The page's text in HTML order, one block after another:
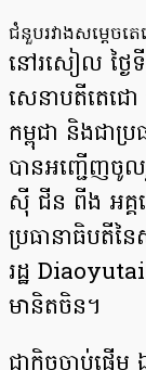
ជំនួបរវាងសម្តេច
នៅរសៀល ថ្ងៃ
សេនាបតីតេជ
កម្ពុជា និងជាប្រ
បានអញ្ជើញចូល
ស៊ី ជីន ពីង អគ្គ
ប្រធានាធិបតីនៃ
រដ្ឋ Diaoyutai
មានិតចិន។